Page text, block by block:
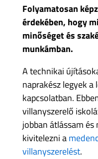
Folyamatosan
érdekében, hogy
minőséget és
munkámban.
A technikai
naprakész legyek
kapcsolatban.
villanyszerelő
jobban átlássam
kivitelezni a
villanyszerelést.